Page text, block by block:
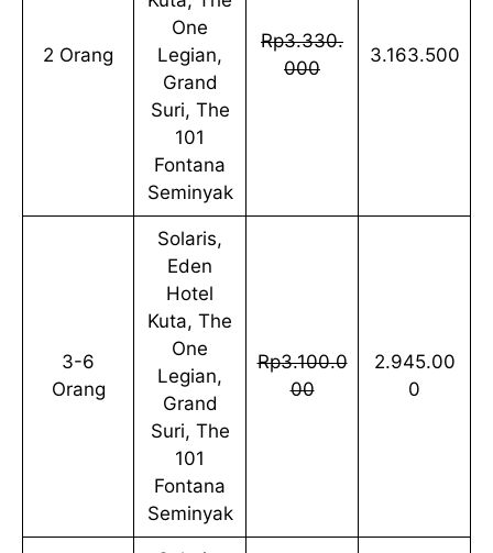
2 Orang
One
Legian,
Grand
Suri, The
101
Fontana
Seminyak
Rp3.330.
000
3.163.500
3-6
Orang
Solaris,
Eden
Hotel
Kuta, The
One
Legian,
Grand
Suri, The
101
Fontana
Seminyak
Rp3.100.0
00
2.945.00
0